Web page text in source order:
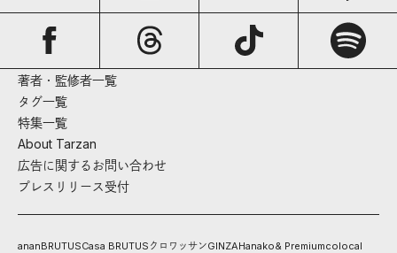
著者・監修者一覧
タグ一覧
特集一覧
About Tarzan
広告に関するお問い合わせ
プレスリリース受付
ananBRUTUSCasa BRUTUS クロワッサンGINZAHanako& Premiumcolocal